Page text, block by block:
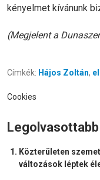
kényelmet kívánunk
(Megjelent a
Címkék: Hájos Zoltán,
Cookies
Legolvasottabb
Közterületen
változások léptek